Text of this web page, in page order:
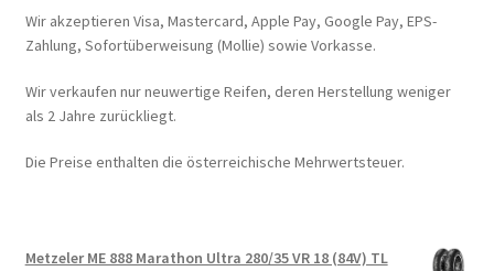
Wir akzeptieren Visa, Mastercard, Apple Pay, Google Pay, EPS-
Zahlung, Sofortüberweisung (Mollie) sowie Vorkasse.
Wir verkaufen nur neuwertige Reifen, deren Herstellung weniger
als 2 Jahre zurückliegt.
Die Preise enthalten die österreichische Mehrwertsteuer.
Metzeler ME 888 Marathon Ultra 280/35 VR 18 (84V) TL